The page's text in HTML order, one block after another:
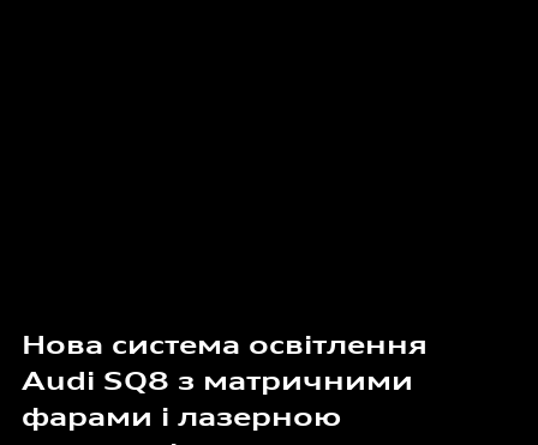
Нова система освітлення
Audi SQ8 з матричними
фарами і лазерною